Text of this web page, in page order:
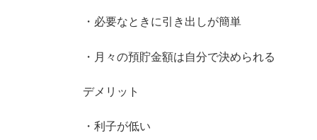
・必要なときに引き出しが簡単
・月々の預貯金額は自分で決められる
デメリット
・利子が低い